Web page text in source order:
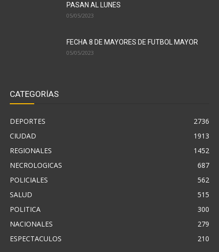
PASAN AL LUNES
05/05/2023
FECHA 8 DE MAYORES DE FUTBOL MAYOR
05/05/2023
CATEGORÍAS
DEPORTES
2736
CIUDAD
1913
REGIONALES
1452
NECROLOGICAS
687
POLICIALES
562
SALUD
515
POLITICA
300
NACIONALES
279
ESPECTACULOS
210